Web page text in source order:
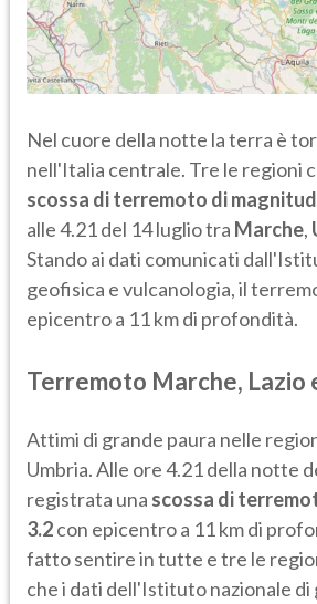
Nel cuore della notte la terra è
nell'Italia centrale. Tre le regioni
scossa di terremoto di
alle 4.21 del 14 luglio tra Marche,
Stando ai dati comunicati
geofisica e vulcanologia, il
epicentro a 11 km di profondità.
Terremoto Marche, Lazio
Attimi di grande paura nelle
Umbria. Alle ore 4.21 della notte
registrata una scossa di
3.2con epicentro a 11 km di
fatto sentire in tutte e tre le
che i dati dell'Istituto nazionale di